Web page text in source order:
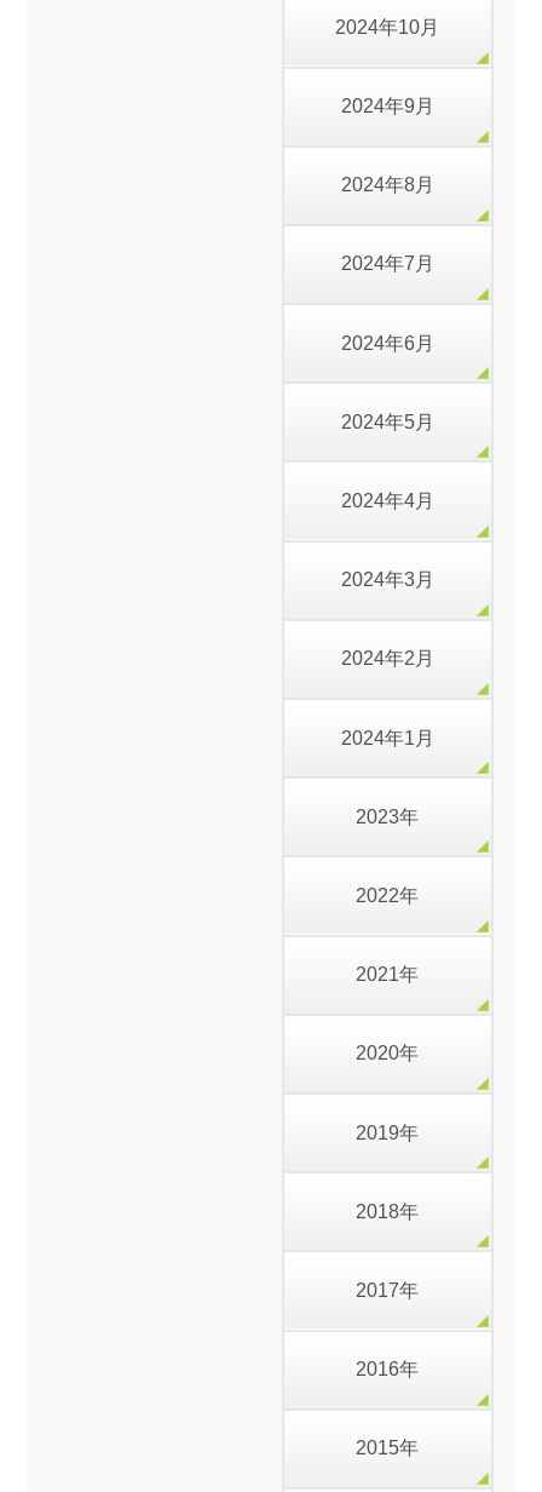
2024年10月
2024年9月
2024年8月
2024年7月
2024年6月
2024年5月
2024年4月
2024年3月
2024年2月
2024年1月
2023年
2022年
2021年
2020年
2019年
2018年
2017年
2016年
2015年